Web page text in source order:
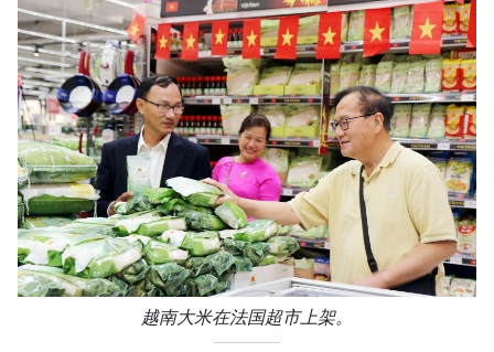
越南大米在法国超市上架。